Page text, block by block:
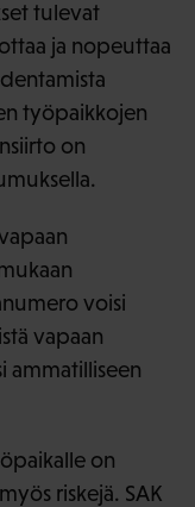
tulevat
ja nopeuttaa
työpaikkojen
on
voisi
vapaan
ammatilliseen
on
riskejä. SAK